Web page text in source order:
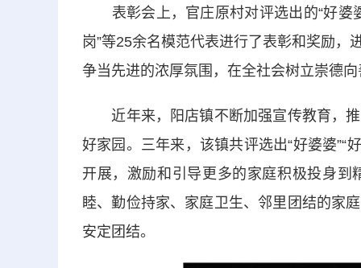
表彰会上，官庄原村对评选出的“好婆婆
岗”等25余名模范代表进行了表彰和奖励
争当先进的浓厚氛围，在全社会树立崇德
近年来，阳店镇不断加强宣传教育，推
好家园。三年来，该镇共评选出“好婆婆
开展，激励和引导更多的家庭积极投身
睦、勤俭持家、家庭卫生、邻里团结的家
安定团结。